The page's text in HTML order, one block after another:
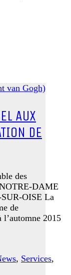
AUX
DE
des
DAME
OISE La
de
l’automne 2015
, Services,